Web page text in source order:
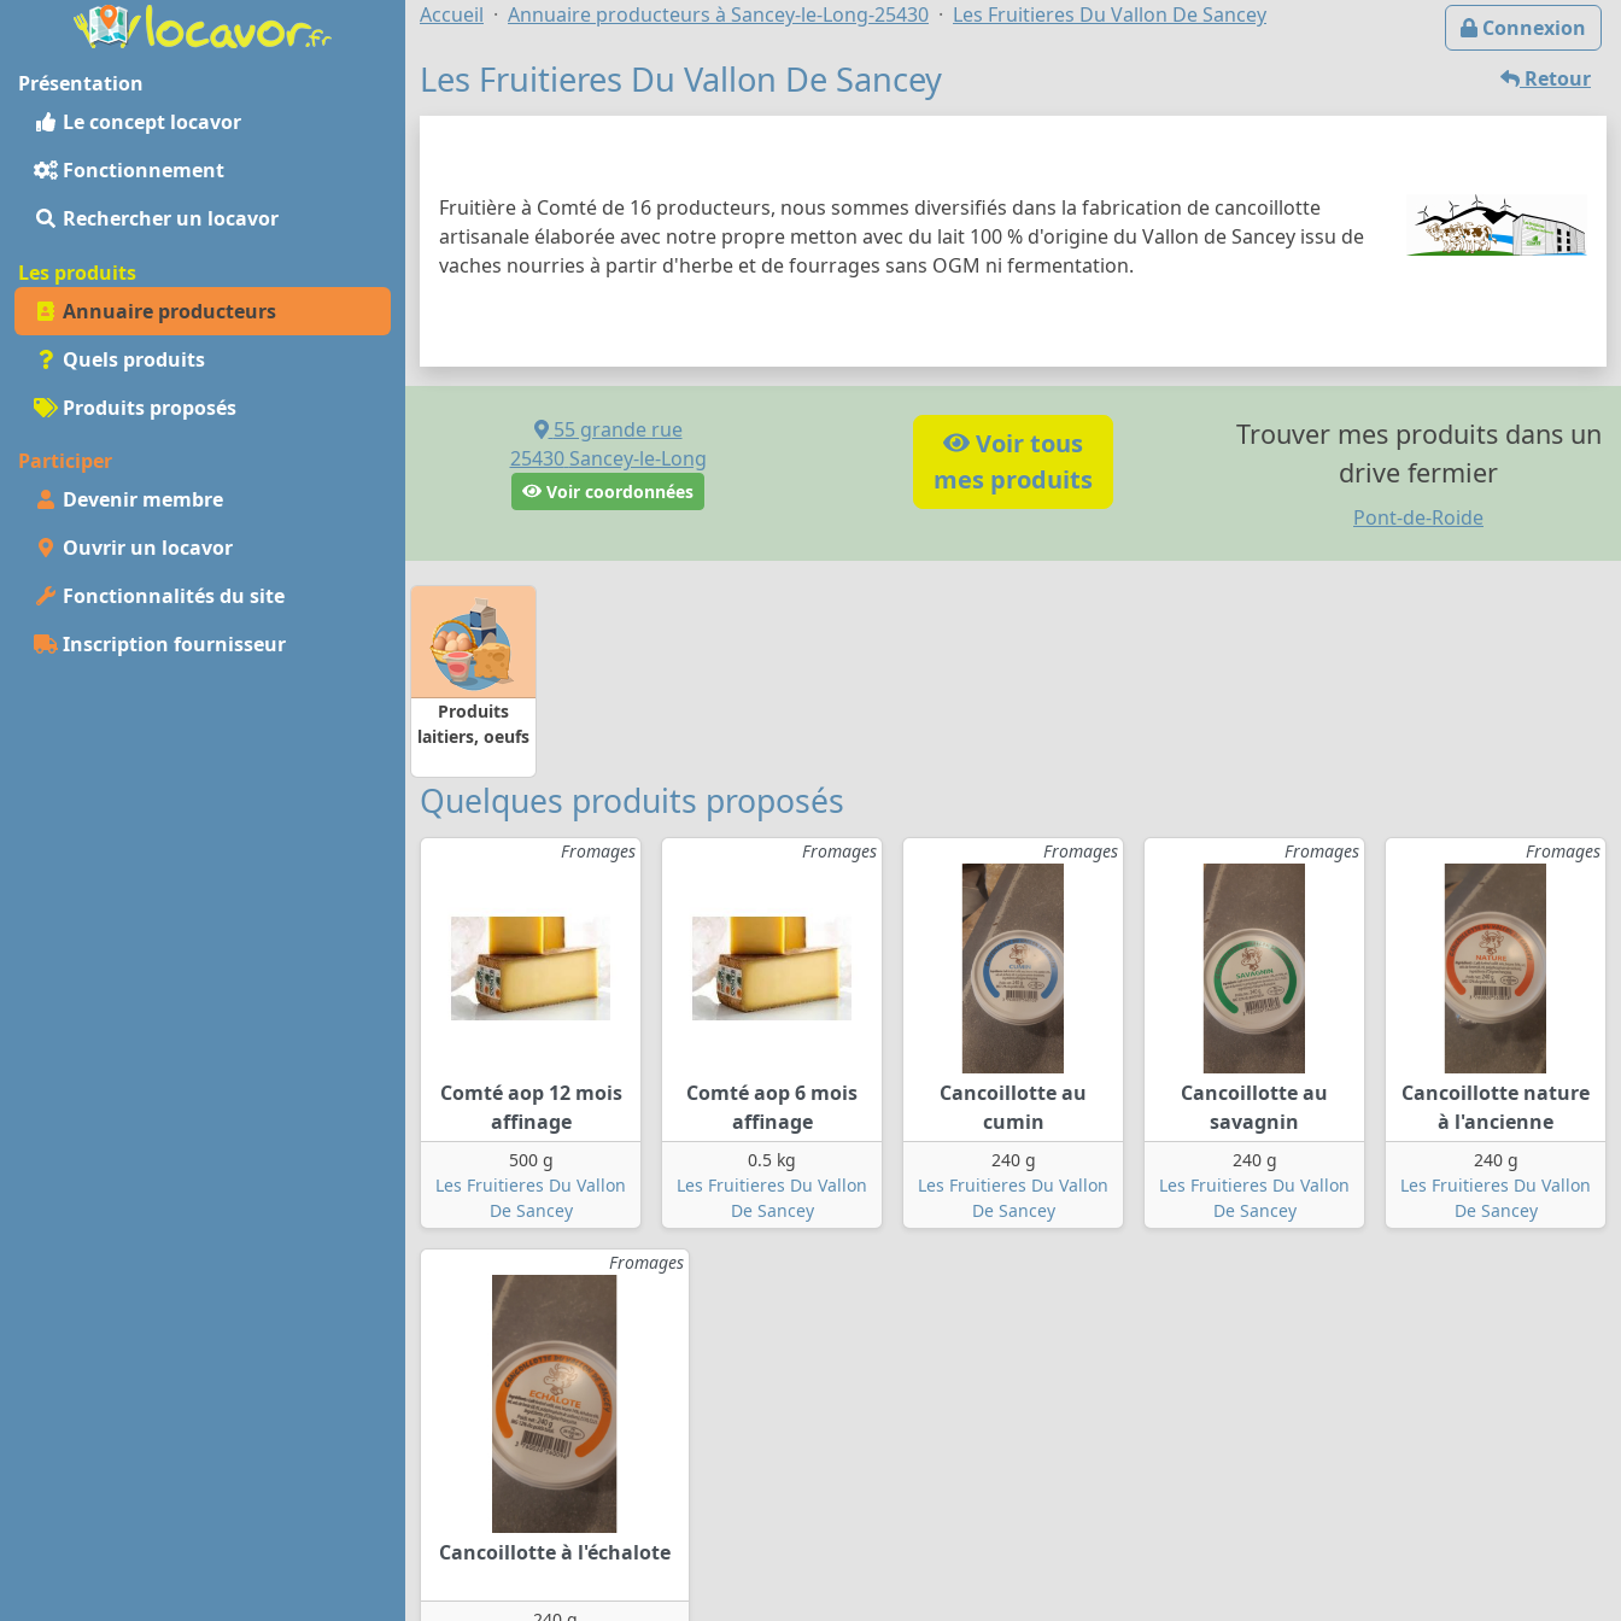
Présentation
Le concept locavor
Fonctionnement
Rechercher un locavor
Les produits
Annuaire producteurs
Quels produits
Produits proposés
Participer
Devenir membre
Ouvrir un locavor
Fonctionnalités du site
Inscription fournisseur
Connexion
Accueil Annuaire producteurs à Sancey-le-Long-25430 Les Fruitieres Du Vallon De Sancey
Retour
Les Fruitieres Du Vallon De Sancey
Fruitière à Comté de 16 producteurs, nous sommes diversifiés dans la fabrication de cancoillotte
artisanale élaborée avec notre propre metton avec du lait 100 % d'origine du Vallon de Sancey issu de
vaches nourries à partir d'herbe et de fourrages sans OGM ni fermentation.
55 grande rue
25430 Sancey-le-Long
Voir coordonnées
Voir tous
mes produits
Trouver mes produits dans un
drive fermier
Pont-de-Roide
Produits
laitiers, oeufs
Quelques produits proposés
Fromages
Comté aop 12 mois
affinage
500 g
Les Fruitieres Du Vallon
De Sancey
Fromages
Comté aop 6 mois
affinage
0.5 kg
Les Fruitieres Du Vallon
De Sancey
Fromages
Cancoillotte au
cumin
240 g
Les Fruitieres Du Vallon
De Sancey
Fromages
Cancoillotte au
savagnin
240 g
Les Fruitieres Du Vallon
De Sancey
Fromages
Cancoillotte nature
à l'ancienne
240 g
Les Fruitieres Du Vallon
De Sancey
Fromages
Cancoillotte à l'échalote